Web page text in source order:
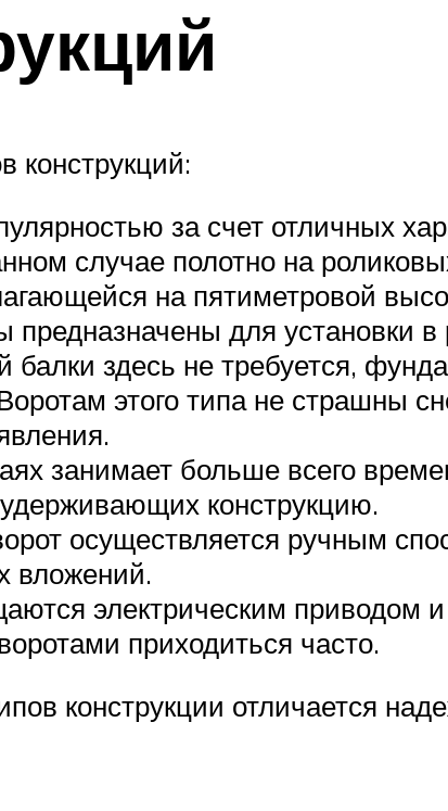
конструкций:
за счет отличных
случае полотно на
на пятиметровой
предназначены для установки
балки здесь не требуется,
этого типа не страшны
занимает больше всего
конструкцию.
осуществляется ручным
вложений.
электрическим приводом
приходиться часто.
конструкции отличается